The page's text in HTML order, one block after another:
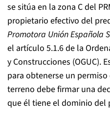
se sitúa en la zona C del
propietario efectivo del
Promotora Unión Española
el artículo 5.1.6 de la
y Construcciones (OGUC).
para obtenerse un
terreno debe firmar una
que él tiene el dominio del